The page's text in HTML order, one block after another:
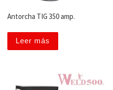
Antorcha TIG 350 amp.
Leer más